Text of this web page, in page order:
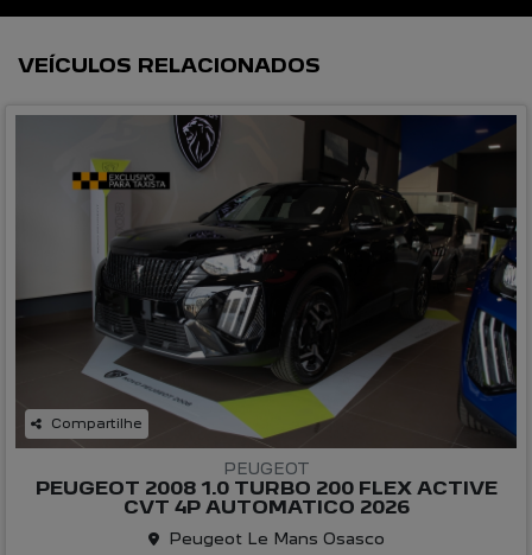
VEÍCULOS RELACIONADOS
Compartilhe
PEUGEOT
PEUGEOT 2008 1.0 TURBO 200 FLEX ACTIVE
CVT 4P AUTOMATICO 2026
Peugeot Le Mans Osasco